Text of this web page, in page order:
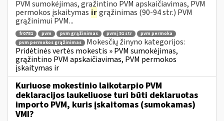
PVM sumokėjimas, grąžintino PVM apskaičiavimas, PVM
permokos įskaitymas irgrąžinimas (90-94 str.) PVM
grąžinimui PVM...
fr0781 pvm pvm grąžinimas pvmį 91 str
pvm permoka
pvm permokos grąžinimas
Mokesčių žinyno kategorijos:
Pridėtinės vertės mokestis » PVM sumokėjimas,
grąžintino PVM apskaičiavimas, PVM permokos
įskaitymas ir
Kuriuose mokestinio laikotarpio PVM
deklaracijos laukeliuose turi būti deklaruotas
importo PVM, kuris įskaitomas (sumokamas)
VMI?